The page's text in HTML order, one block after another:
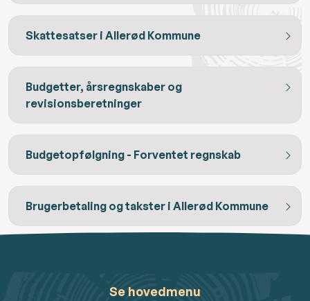
Skattesatser i Allerød Kommune
Budgetter, årsregnskaber og
revisionsberetninger
Budgetopfølgning - Forventet regnskab
Brugerbetaling og takster i Allerød Kommune
Se hovedmenu